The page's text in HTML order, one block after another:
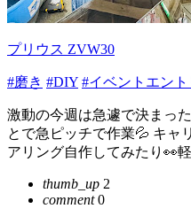
プリウス ZVW30
#磨き #DIY #イベントエント
激動の今週は急遽で決まっ
とで急ピッチで作業💦 キャ
アリング自作してみたり👀
thumb_up 2
comment0